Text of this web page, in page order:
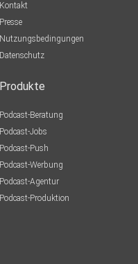
Kontakt
Presse
Nutzungsbedingungen
Datenschutz
Produkte
Podcast-Beratung
Podcast-Jobs
Podcast-Push
Podcast-Werbung
Podcast-Agentur
Podcast-Produktion